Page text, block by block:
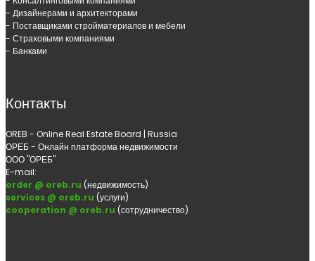
- Дизайнерами и архитекторами
- Поставщиками стройматериалов и мебели
- Страховыми компаниями
- Банками
Контакты
OREB - Online Real Estate Board | Russia
ОРЕБ - Онлайн платформа недвижимости
ООО "ОРЕБ"
E-mail:
order @ oreb.ru (недвижимость)
services @ oreb.ru (услуги)
cooperation @ oreb.ru (сотрудничество)